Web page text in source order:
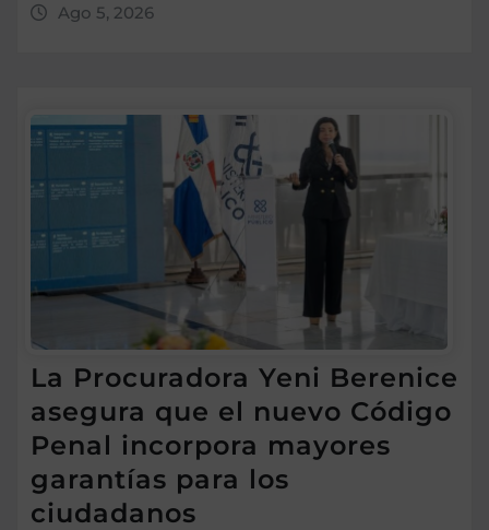
Ago 5, 2026
La Procuradora Yeni Berenice
asegura que el nuevo Código
Penal incorpora mayores
garantías para los
ciudadanos